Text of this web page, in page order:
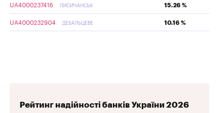
UA4000237416 ЛИСИЧАНСЬК 15.26 %
UA4000232904 ДЕБАЛЬЦЕВЕ 10.16 %
Рейтинг надійності банків України 2026